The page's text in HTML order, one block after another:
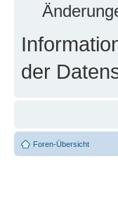
der
Foren-Übersicht